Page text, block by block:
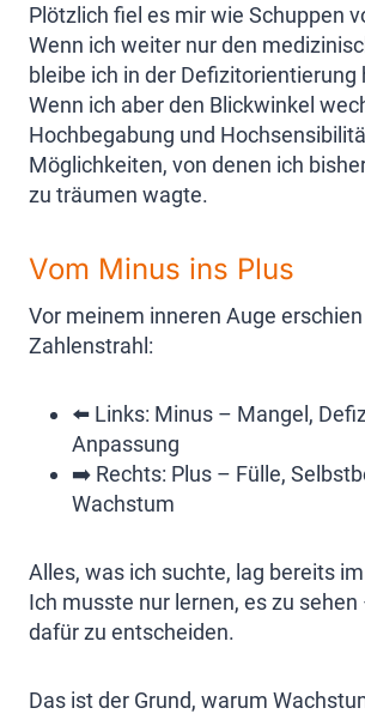
Plötzlich fiel es mir wie Schuppen
Wenn ich weiter nur den
bleibe ich in der Defizitorientierung
Wenn ich aber den Blickwinkel
Hochbegabung und
Möglichkeiten, von denen ich
zu träumen wagte.
Vom Minus ins Plus
Vor meinem inneren Auge
Zahlenstrahl:
⬅️ Links: Minus – Mangel,
Anpassung
➡️ Rechts: Plus – Fülle,
Wachstum
Alles, was ich suchte, lag bereits
Ich musste nur lernen, es zu
dafür zu entscheiden.
Das ist der Grund, warum